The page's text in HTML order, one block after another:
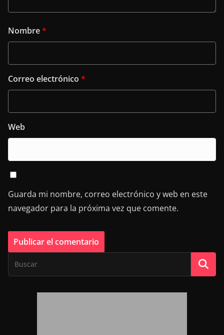
Nombre*
Correo electrónico *
Web
Guarda mi nombre, correo electrónico y web en este
navegador para la próxima vez que comente.